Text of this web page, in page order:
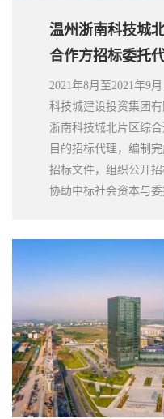
温州浙南科技城
合作方招标委托
2021年8月至2021年9
科技城建设投资集团
浙南科技城北片区综
目的招标代理，编制
招标文件，组织公开招
协助中标社会资本与